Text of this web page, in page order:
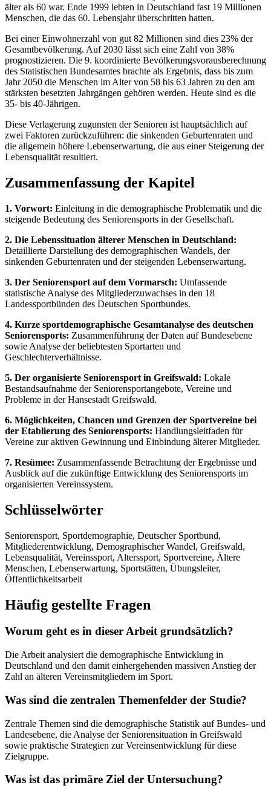
älter als 60 war. Ende 1999 lebten in Deutschland fast 19 Millionen
Menschen, die das 60. Lebensjahr überschritten hatten.
Bei einer Einwohnerzahl von gut 82 Millionen sind dies 23% der
Gesamtbevölkerung. Auf 2030 lässt sich eine Zahl von 38%
prognostizieren. Die 9. koordinierte Bevölkerungsvorausberechnung
des Statistischen Bundesamtes brachte als Ergebnis, dass bis zum
Jahr 2050 die Menschen im Alter von 58 bis 63 Jahren zu den am
stärksten besetzten Jahrgängen gehören werden. Heute sind es die
35- bis 40-Jährigen.
Diese Verlagerung zugunsten der Senioren ist hauptsächlich auf
zwei Faktoren zurückzuführen: die sinkenden Geburtenraten und
die allgemein höhere Lebenserwartung, die aus einer Steigerung der
Lebensqualität resultiert.
Zusammenfassung der Kapitel
1. Vorwort: Einleitung in die demographische Problematik und die
steigende Bedeutung des Seniorensports in der Gesellschaft.
2. Die Lebenssituation älterer Menschen in Deutschland:
Detaillierte Darstellung des demographischen Wandels, der
sinkenden Geburtenraten und der steigenden Lebenserwartung.
3. Der Seniorensport auf dem Vormarsch: Umfassende
statistische Analyse des Mitgliederzuwachses in den 18
Landessportbünden des Deutschen Sportbundes.
4. Kurze sportdemographische Gesamtanalyse des deutschen
Seniorensports: Zusammenführung der Daten auf Bundesebene
sowie Analyse der beliebtesten Sportarten und
Geschlechterverhältnisse.
5. Der organisierte Seniorensport in Greifswald: Lokale
Bestandsaufnahme der Seniorensportangebote, Vereine und
Probleme in der Hansestadt Greifswald.
6. Möglichkeiten, Chancen und Grenzen der Sportvereine bei
der Etablierung des Seniorensports: Handlungsleitfaden für
Vereine zur aktiven Gewinnung und Einbindung älterer Mitglieder.
7. Resümee: Zusammenfassende Betrachtung der Ergebnisse und
Ausblick auf die zukünftige Entwicklung des Seniorensports im
organisierten Vereinssystem.
Schlüsselwörter
Seniorensport, Sportdemographie, Deutscher Sportbund,
Mitgliederentwicklung, Demographischer Wandel, Greifswald,
Lebensqualität, Vereinssport, Alterssport, Sportvereine, Ältere
Menschen, Lebenserwartung, Sportstätten, Übungsleiter,
Öffentlichkeitsarbeit
Häufig gestellte Fragen
Worum geht es in dieser Arbeit grundsätzlich?
Die Arbeit analysiert die demographische Entwicklung in
Deutschland und den damit einhergehenden massiven Anstieg der
Zahl an älteren Vereinsmitgliedern im Sport.
Was sind die zentralen Themenfelder der Studie?
Zentrale Themen sind die demographische Statistik auf Bundes- und
Landesebene, die Analyse der Seniorensituation in Greifswald
sowie praktische Strategien zur Vereinsentwicklung für diese
Zielgruppe.
Was ist das primäre Ziel der Untersuchung?